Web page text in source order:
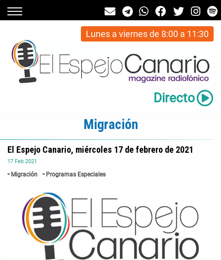
Lunes a viernes de 8:00 a 11:30
Directo
Migración
17 Feb 2021
Migración Programas Especiales
El Espejo Canario, miércoles 17 de febrero de 2021